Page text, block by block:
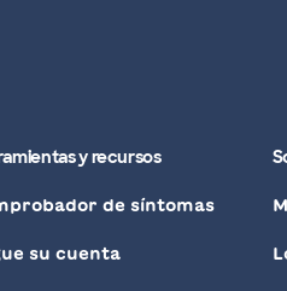
y recursos
de síntomas
su cuenta